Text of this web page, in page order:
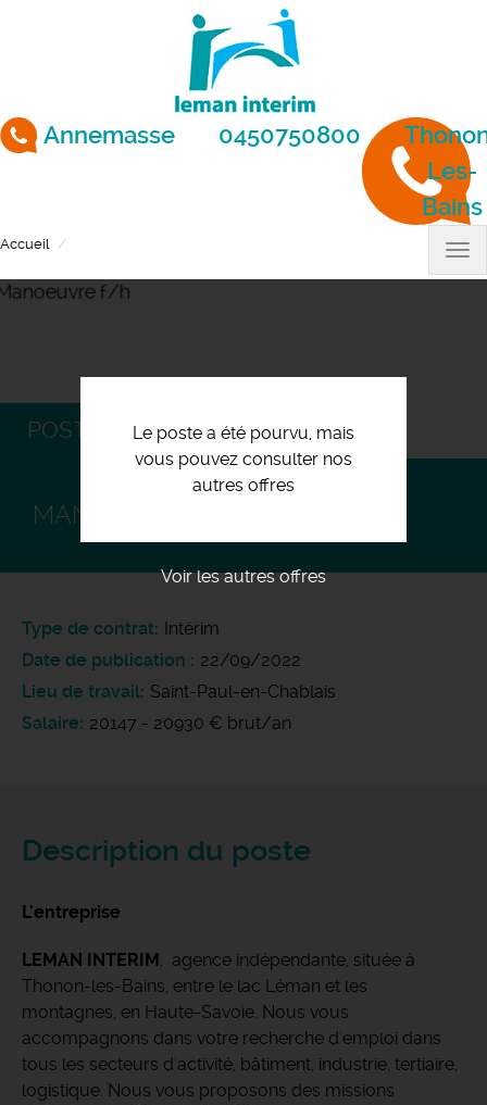
Annemasse 0450750800
Les-
Bains
Accueil
Le poste a été pourvu, mais
vous pouvez consulter nos
autres offres
Voir les autres offres
POSTULEZ
MANOEUVRE F/H
Type de contrat Intérim
Date de publication
22/09/2022
Lieu de travail Saint-Paul-en-Chablais
Salaire 20147 - 20930 € brut/an
Description du poste
L'entreprise
LEMAN INTERIM, agence indépendante, située à
Thonon-les-Bains, entre le lac Léman et les
montagnes, en Haute-Savoie. Nous vous
accompagnons dans votre recherche d'emploi dans
tous les secteurs d'activité, bâtiment, industrie, tertiaire,
logistique. Nous vous proposons des missions